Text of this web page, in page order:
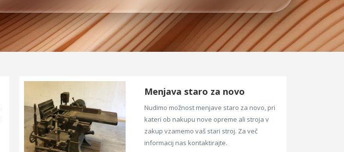
Menjava staro za novo
Nudimo možnost menjave staro za novo, pri
kateri ob nakupu nove opreme ali stroja v
zakup vzamemo vaš stari stroj. Za več
informacij nas kontaktirajte.